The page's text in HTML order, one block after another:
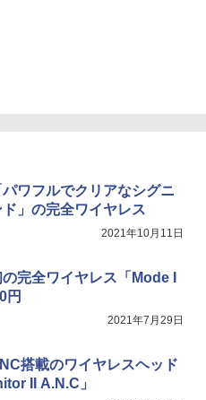
ワフルでクリアなシグニ
」の完全ワイヤレス
2021年10月11日
完全ワイヤレス「Mode I
円
2021年7月29日
搭載のワイヤレスヘッド
II A.N.C」